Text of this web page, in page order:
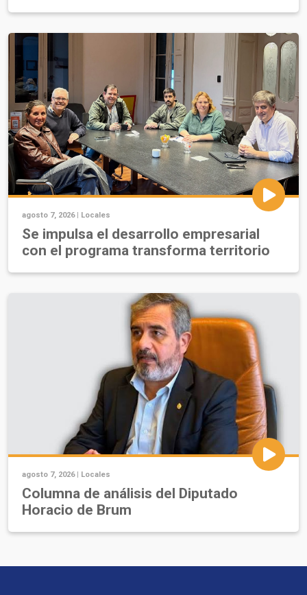
agosto 7, 2026 | Locales
Se impulsa el desarrollo empresarial
con el programa transforma territorio
agosto 7, 2026 | Locales
Columna de análisis del Diputado
Horacio de Brum